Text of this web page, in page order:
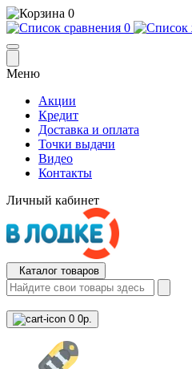
0
0
Меню
Акции
Кредит
Доставка и оплата
Точки выдачи
Видео
Контакты
Личный кабинет
Каталог товаров
0 0р.